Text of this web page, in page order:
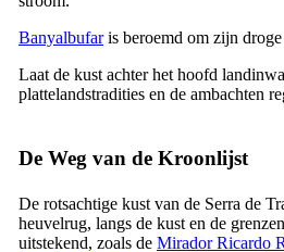
Banyalbufaris beroemd om zijn droge
Laat de kust achter het hoofd
plattelandstradities en de ambachten
De Weg van de Kroonlijst
De rotsachtige kust van de Serra de
heuvelrug, langs de kust en de
uitstekend, zoals de Mirador Ricardo